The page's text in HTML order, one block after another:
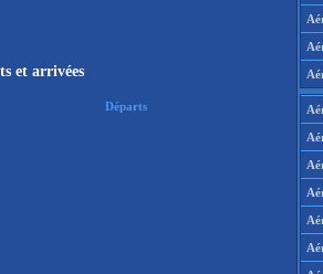
et arrivées
Départs